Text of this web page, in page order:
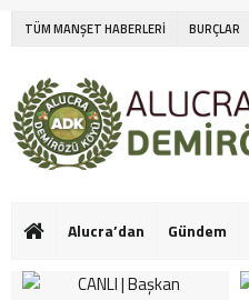
TÜM MANŞET HABERLERİ BURÇLAR
Alucra’dan Gündem